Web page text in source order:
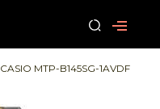
CASIO MTP-B145SG-1AVDF